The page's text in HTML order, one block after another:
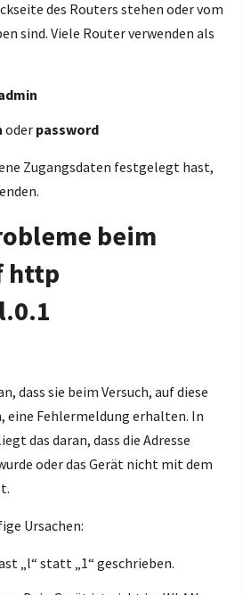
des Routers stehen oder vom
sind. Viele Router verwenden als
oder password
Zugangsdaten festgelegt hast,
beim
http
dass sie beim Versuch, auf diese
eine Fehlermeldung erhalten. In
das daran, dass die Adresse
oder das Gerät nicht mit dem
Ursachen:
„l“ statt „1“ geschrieben.